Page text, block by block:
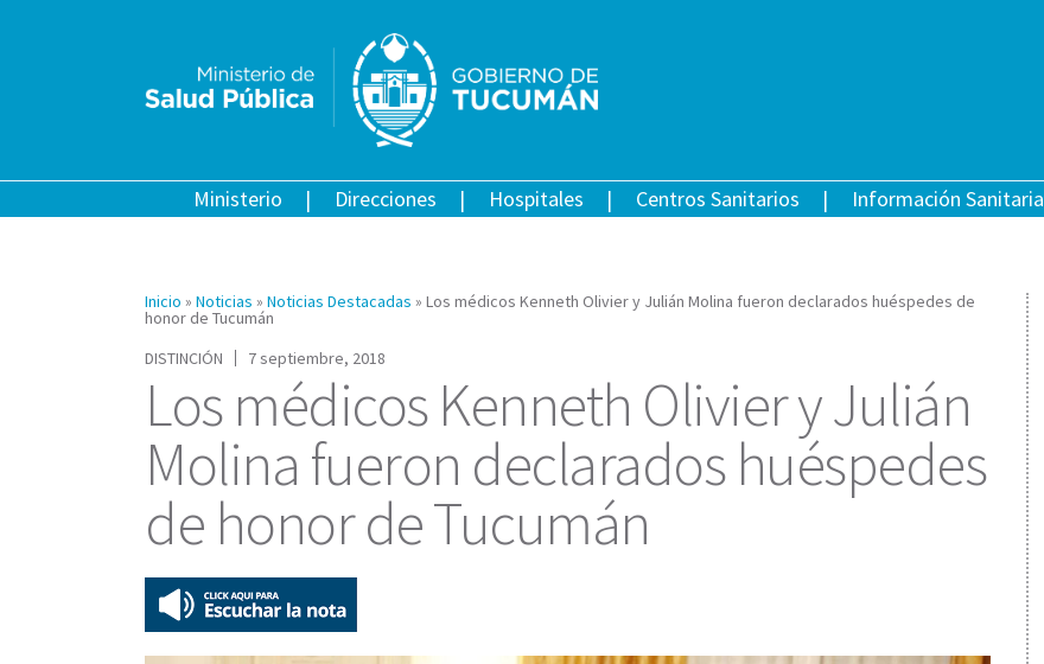
Ministerio Direcciones Hospitales Centros Sanitarios Información Sanitaria
Inicio » Noticias » Noticias Destacadas » Los médicos Kenneth Olivier y Julián Molina fueron declarados huéspedes de
honor de Tucumán
DISTINCIÓN
7 septiembre, 2018
Los médicos Kenneth Olivier y Julián
Molina fueron declarados huéspedes
de honor de Tucumán